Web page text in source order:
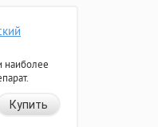
наиболее
Купить